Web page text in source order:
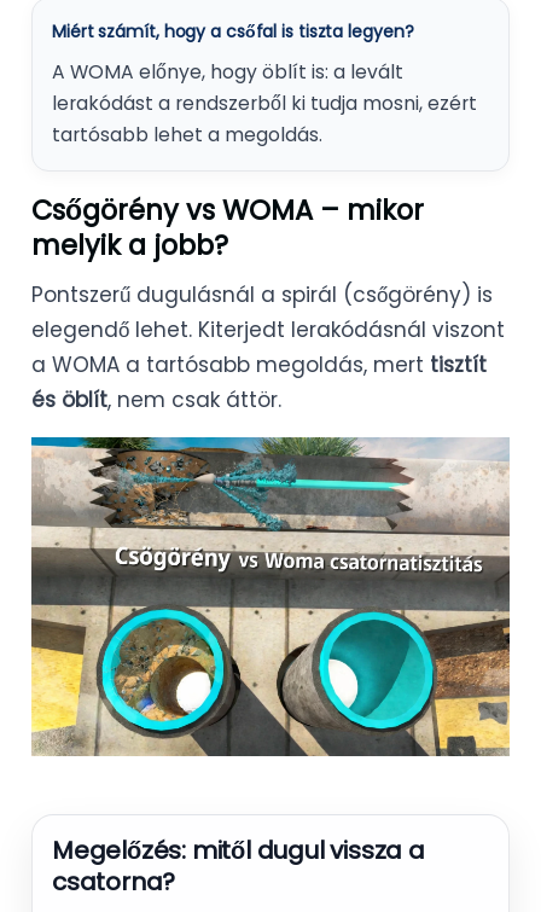
Miért számít, hogy a csőfal is tiszta legyen?
A WOMA előnye, hogy öblít is: a levált
lerakódást a rendszerből ki tudja mosni, ezért
tartósabb lehet a megoldás.
Csőgörény vs WOMA – mikor
melyik a jobb?
Pontszerű dugulásnál a spirál (csőgörény) is
elegendő lehet. Kiterjedt lerakódásnál viszont
a WOMA a tartósabb megoldás, mert tisztít
és öblít, nem csak áttör.
Megelőzés: mitől dugul vissza a
csatorna?